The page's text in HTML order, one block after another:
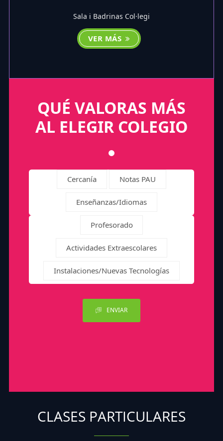
Sala i Badrinas Col·legi
VER MÁS
QUÉ VALORAS MÁS
AL ELEGIR COLEGIO
Cercanía Notas PAU
Enseñanzas/Idiomas
Profesorado
Actividades Extraescolares
Instalaciones/Nuevas Tecnologías
ENVIAR
CLASES PARTICULARES